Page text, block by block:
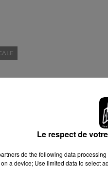
Le respect de
do the following data
a device; Use limited data to select